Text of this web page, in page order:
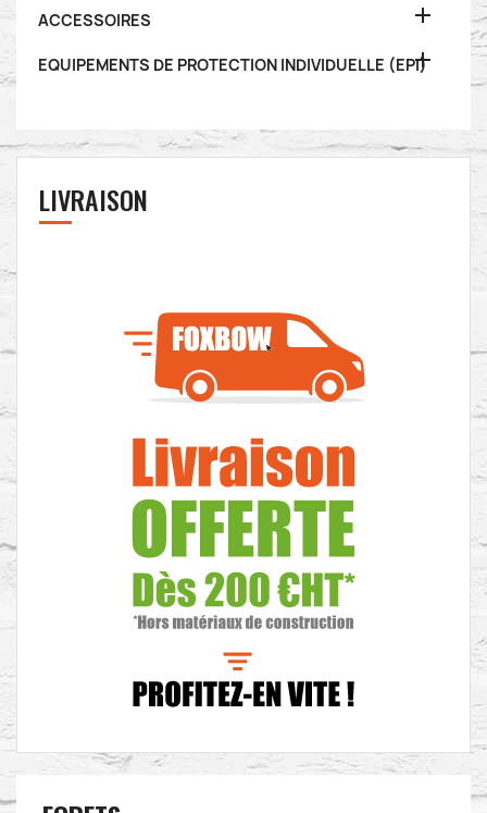
ACCESSOIRES 
EQUIPEMENTS DE PROTECTION INDIVIDUELLE (EPI)

LIVRAISON